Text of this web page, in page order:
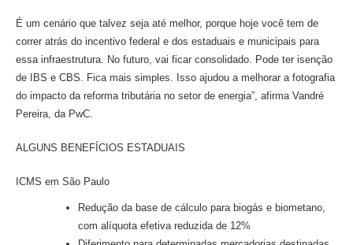
É um cenário que talvez seja até melhor, porque hoje você tem de
correr atrás do incentivo federal e dos estaduais e municipais para
essa infraestrutura. No futuro, vai ficar consolidado. Pode ter isenção
de IBS e CBS. Fica mais simples. Isso ajudou a melhorar a fotografia
do impacto da reforma tributária no setor de energia”, afirma Vandré
Pereira, da PwC.
ALGUNS BENEFÍCIOS ESTADUAIS
ICMS em São Paulo
Redução da base de cálculo para biogás e biometano,
com alíquota efetiva reduzida de 12%